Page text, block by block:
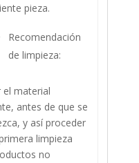
pieza.
Recomendación
de limpieza:
el material
antes de que se
y así proceder
limpieza
no